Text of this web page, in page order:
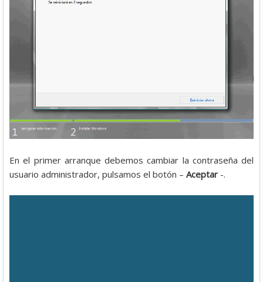
En el primer arranque debemos cambiar la contraseña del
usuario administrador, pulsamos el botón – Aceptar -.